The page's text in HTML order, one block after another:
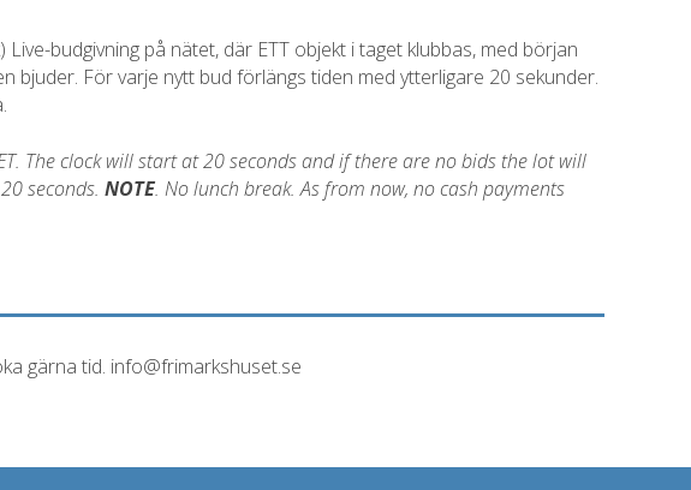
budgivning på nätet, där ETT objekt i taget klubbas, med början
bjuder. För varje nytt bud förlängs tiden med ytterligare 20 sekunder.
The clock will start at 20 seconds and if there are no bids the lot will
seconds. NOTE. No lunch break. As from now, no cash payments
gärna tid. info@frimarkshuset.se